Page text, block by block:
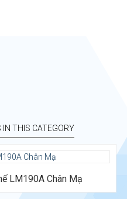
IN THIS CATEGORY
LM190A Chân Mạ